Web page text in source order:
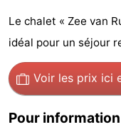
Monuments
-
Moulins
-
Phares
-
Points
Attractions
Le chalet « Zee van
idéal pour un séjour
Voir les prix ici
Pour